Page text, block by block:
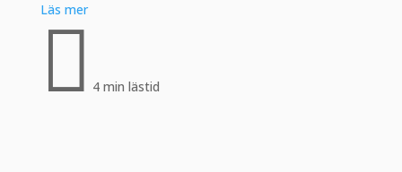
Läs mer
 4 min lästid